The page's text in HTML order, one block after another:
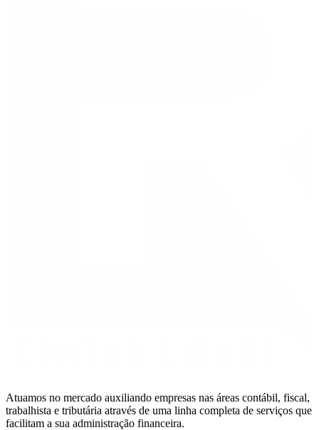
Atuamos no mercado auxiliando empresas nas áreas contábil, fiscal,
trabalhista e tributária através de uma linha completa de serviços que
facilitam a sua administração financeira.